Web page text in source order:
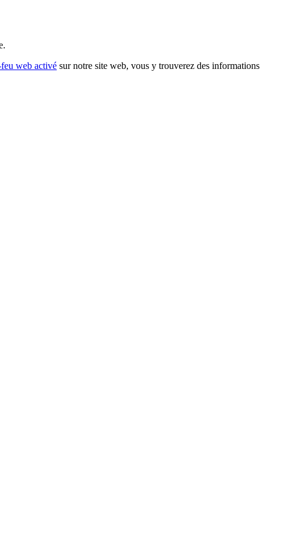
feu web activé sur notre site web, vous y trouverez des informations